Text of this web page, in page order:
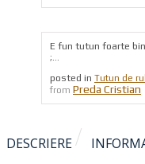
E fun tutun foarte
;...
posted in Tutun de
from Preda Cristian
DESCRIERE